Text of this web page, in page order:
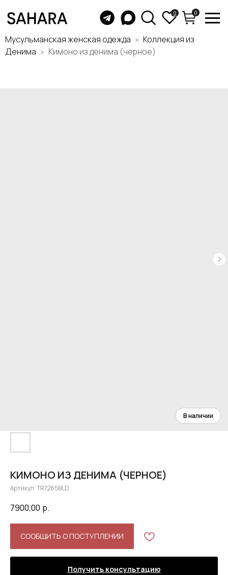
Мусульманская женская одежда
Коллекция из
Денима
Кимоно из денима (черное)
КИМОНО ИЗ ДЕНИМА (ЧЕРНОЕ)
Артикул:TR7265BLD
7900,00 р.
СООБЩИТЬ О ПОСТУПЛЕНИИ
Получить консультацию